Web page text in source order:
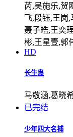
芮,吴施乐,贺
飞,段钰,王岗
聂子皓,王奕
彬,王星壹,郭
HD
长生蛊
马敬涵,葛晓
已完结
少年四大名捕